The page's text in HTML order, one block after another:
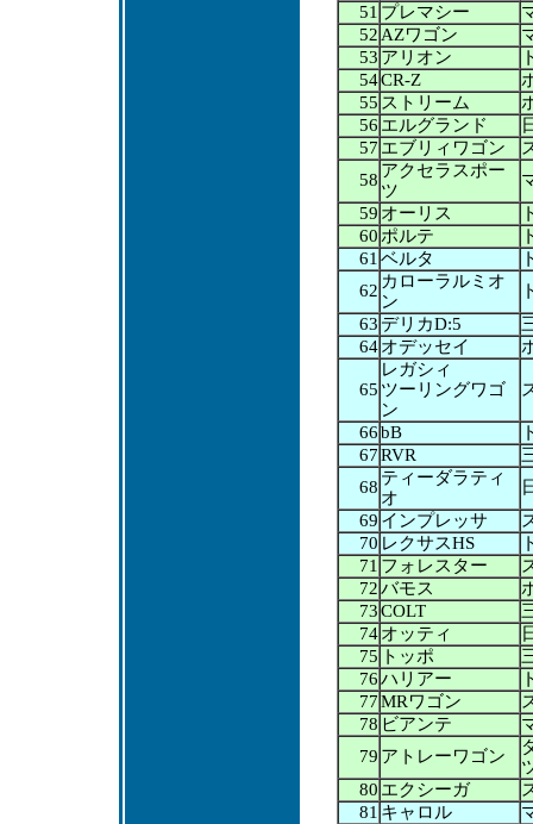
51 プレマシー
52 AZワゴン
53 アリオン
54CR-Z
55 ストリーム
56 エルグランド
57 エブリィワゴン
58 アクセラスポー
ツ
59 オーリス
60 ポルテ
61 ベルタ
62 カローラルミオ
ン
63 デリカD:5
64 オデッセイ
65
レガシィ
ツーリングワゴ
ン
66bB
67RVR
68 ティーダラティ
オ
69 インプレッサ
70 レクサスHS
71 フォレスター
72バモス
73COLT
74 オッティ
75 トッポ
76ハリアー
77MRワゴン
78 ビアンテ
79 アトレーワゴン
80 エクシーガ
81 キャロル